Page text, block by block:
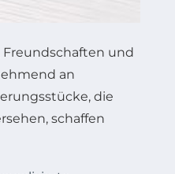
Freundschaften und
an
die
schaffen